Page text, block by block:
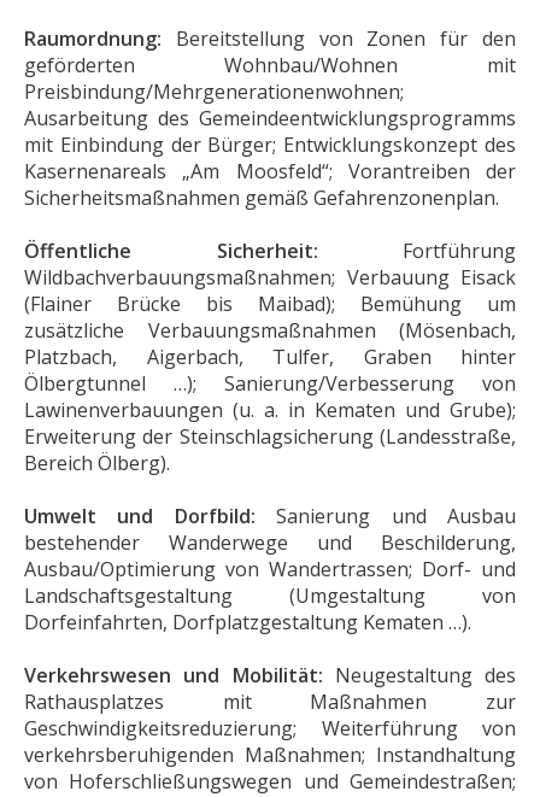
Raumordnung: Bereitstellung von Zonen für den
geförderten Wohnbau/Wohnen mit
Preisbindung/Mehrgenerationenwohnen;
Ausarbeitung des Gemeindeentwicklungsprogramms
mit Einbindung der Bürger; Entwicklungskonzept des
Kasernenareals „Am Moosfeld“; Vorantreiben der
Sicherheitsmaßnahmen gemäß Gefahrenzonenplan.
Öffentliche Sicherheit: Fortführung
Wildbachverbauungsmaßnahmen; Verbauung Eisack
(Flainer Brücke bis Maibad); Bemühung um
zusätzliche Verbauungsmaßnahmen (Mösenbach,
Platzbach, Aigerbach, Tulfer, Graben hinter
Ölbergtunnel …); Sanierung/Verbesserung von
Lawinenverbauungen (u. a. in Kematen und Grube);
Erweiterung der Steinschlagsicherung (Landesstraße,
Bereich Ölberg).
Umwelt und Dorfbild:Sanierung und Ausbau
bestehender Wanderwege und Beschilderung,
Ausbau/Optimierung von Wandertrassen; Dorf- und
Landschaftsgestaltung (Umgestaltung von
Dorfeinfahrten, Dorfplatzgestaltung Kematen …).
Verkehrswesen und Mobilität: Neugestaltung des
Rathausplatzes mit Maßnahmen zur
Geschwindigkeitsreduzierung; Weiterführung von
verkehrsberuhigenden Maßnahmen; Instandhaltung
von Hoferschließungswegen und Gemeindestraßen;